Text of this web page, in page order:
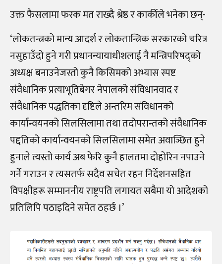
उक्त फैसलामा फरक मत राख्दै श्रेष्ठ र कार्कीले भनेका छन्-
‘लोकतन्त्रको मान्य आदर्श र लोकतान्त्रिक सरकारको चरित्र
नसुहाउँदो हुने गरी प्रधानन्यायाधीशलाई नै मन्त्रिपरिषद्को
अध्यक्ष बनाउनेजस्तो कुनै किसिमको अभ्यास स्पष्ट
संवैधानिक प्रत्याभूतिबेगर नेपालको संविधानवाद र
संवैधानिक पद्धतिका दृष्टिले अन्तरिम संविधानको
कार्यान्वयनको सिलसिलामा तथा तदोपरान्तको संवैधानिक
पद्दतिको कार्यान्वयनको सिलसिलामा समेत अवाञ्छित हुने
हुनाले त्यस्तो कार्य अब फेरि कुनै हालतमा दोहोरिन नपाउने
गर्ने गराउन र त्यसतर्फ सदैव सचेत रहन निर्देशनसहित
विपक्षीहरू सम्माननीय राष्ट्रपति लगायत सबैमा यो आदेशको
प्रतिलिपि पठाइदिने समेत ठहर्छ ।’